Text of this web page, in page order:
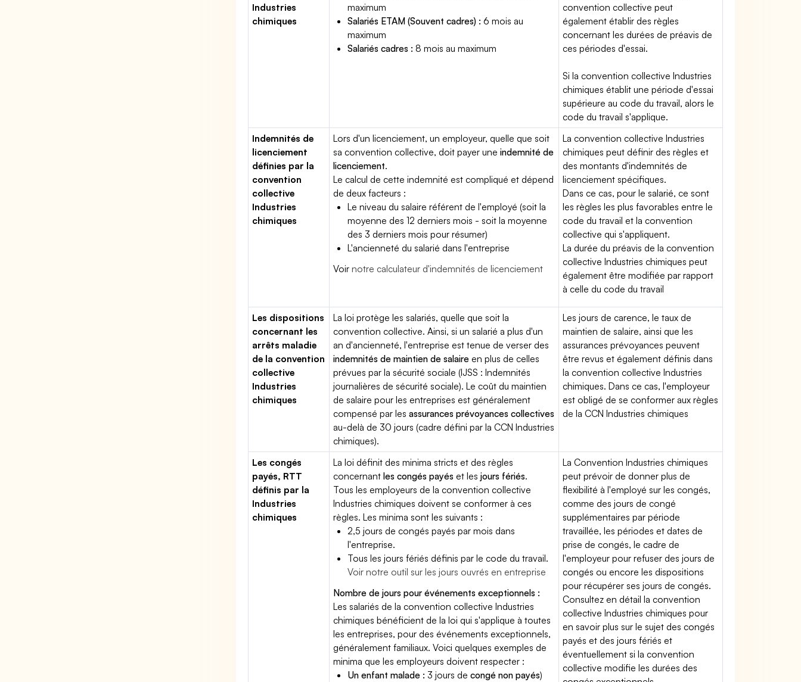
Industries
chimiques
maximum
Salariés ETAM (Souvent cadres) : 6 mois au
maximum
Salariés cadres : 8 mois au maximum
convention collective peut
également établir des règles
concernant les durées de préavis de
ces périodes d'essai.
Si la convention collective Industries
chimiques établit une période d'essai
supérieure au code du travail, alors le
code du travail s'applique.
Indemnités de
licenciement
définies par la
convention
collective
Industries
chimiques
Lors d'un licenciement, un employeur, quelle que soit
sa convention collective, doit payer uneindemnité de
licenciement.
Le calcul de cette indemnité est compliqué et dépend
de deux facteurs :
Le niveau du salaire référent de l'employé (soit la
moyenne des 12 derniers mois - soit la moyenne
des 3 derniers mois pour résumer)
L'ancienneté du salarié dans l'entreprise
Voirnotre calculateur d'indemnités de licenciement
La convention collective Industries
chimiques peut définir des règles et
des montants d'indemnités de
licenciement spécifiques.
Dans ce cas, pour le salarié, ce sont
les règles les plus favorables entre le
code du travail et la convention
collective qui s'appliquent.
La durée du préavis de la convention
collective Industries chimiques peut
également être modifiée par rapport
à celle du code du travail
Les dispositions
concernant les
arrêts maladie
de la convention
collective
Industries
chimiques
La loi protège les salariés, quelle que soit la
convention collective. Ainsi, si un salarié a plus d'un
an d'ancienneté, l'entreprise est tenue de verser des
indemnités de maintien de salaire en plus de celles
prévues par la sécurité sociale (IJSS : Indemnités
journalières de sécurité sociale). Le coût du maintien
de salaire pour les entreprises est généralement
compensé par lesassurances prévoyances collectives
au-delà de 30 jours (cadre défini par la CCN Industries
chimiques).
Les jours de carence, le taux de
maintien de salaire, ainsi que les
assurances prévoyances peuvent
être revus et également définis dans
la convention collective Industries
chimiques. Dans ce cas, l'employeur
est obligé de se conformer aux règles
de la CCN Industries chimiques
Les congés
payés, RTT
définis par la
Industries
chimiques
La loi définit des minima stricts et des règles
concernantles congés payés et lesjours fériés.
Tous les employeurs de la convention collective
Industries chimiques doivent se conformer à ces
règles. Les minima sont les suivants :
2,5 jours de congés payés par mois dans
l'entreprise.
Tous les jours fériés définis par le code du travail.
Voir notre outil sur les jours ouvrés en entreprise
Nombre de jours pour événements exceptionnels :
Les salariés de la convention collective Industries
chimiques bénéficient de la loi qui s'applique à toutes
les entreprises, pour des événements exceptionnels,
généralement familiaux. Voici quelques exemples de
minima que les employeurs doivent respecter :
Un enfant malade : 3 jours decongé non payés)
La Convention Industries chimiques
peut prévoir de donner plus de
flexibilité à l'employé sur les congés,
comme des jours de congé
supplémentaires par période
travaillée, les périodes et dates de
prise de congés, le cadre de
l'employeur pour refuser des jours de
congés ou encore les dispositions
pour récupérer ses jours de congés.
Consultez en détail la convention
collective Industries chimiques pour
en savoir plus sur le sujet des congés
payés et des jours fériés et
éventuellement si la convention
collective modifie les durées des